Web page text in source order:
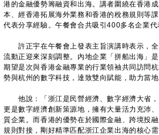
港的金融優勢籌融資和出海。講者圍繞在香港
本、經香港拓展海外業務和香港的稅務規則等
代表分享經驗。午餐會合共吸引400多名企業代
許正宇在午餐會上發表主旨演講時表示，全
流動正迎來深刻調整。內地企業「拼船出海」
期望是次與香港金融專業的行業領袖共同訪問
勢與杭州的數字科技，達致雙向賦能，助力當地
他說：「浙江是民營經濟、數字經濟大省，
更是數字經濟創新策源地，擁有大量活力充沛
質企業。而香港的優勢在於國際金融、跨境投
規則對接，剛好精準匹配浙江企業出海的核心